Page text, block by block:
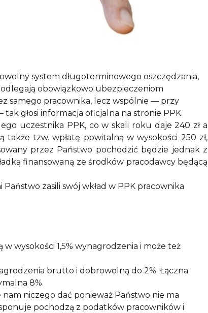
system długoterminowego oszczędzania,
obowiązkowo ubezpieczeniom
samego pracownika, lecz wspólnie — przy
głosi informacja oficjalna na stronie PPK.
uczestnika PPK, co w skali roku daje 240 zł a
tzw. wpłatę powitalną w wysokości 250 zł,
przez Państwo pochodzić będzie jednak z
finansowaną ze środków pracodawcy będącą
zasili swój wkład w PPK pracownika
w wysokości 1,5% wynagrodzenia i może też
brutto i dobrowolną do 2%. Łączna
8%.
niczego dać ponieważ Państwo nie ma
pochodzą z podatków pracowników i